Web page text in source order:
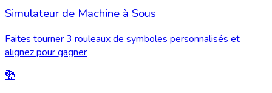
Simulateur de Machine à Sous
Faites tourner 3 rouleaux de symboles personnalisés et
alignez pour gagner
🐉